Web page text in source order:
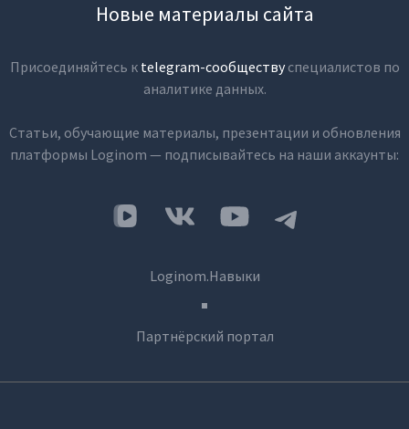
Новые материалы сайта
Присоединяйтесь к telegram-сообществуспециалистов по
аналитике данных.
Статьи, обучающие материалы, презентации и обновления
платформы Loginom — подписывайтесь на наши аккаунты:
Loginom.Навыки
Партнёрский портал